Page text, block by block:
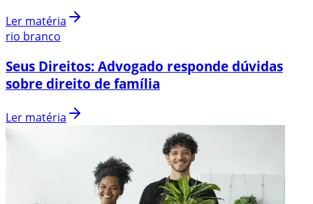
Ler matéria
rio branco
Seus Direitos: Advogado responde dúvidas
sobre direito de família
Ler matéria